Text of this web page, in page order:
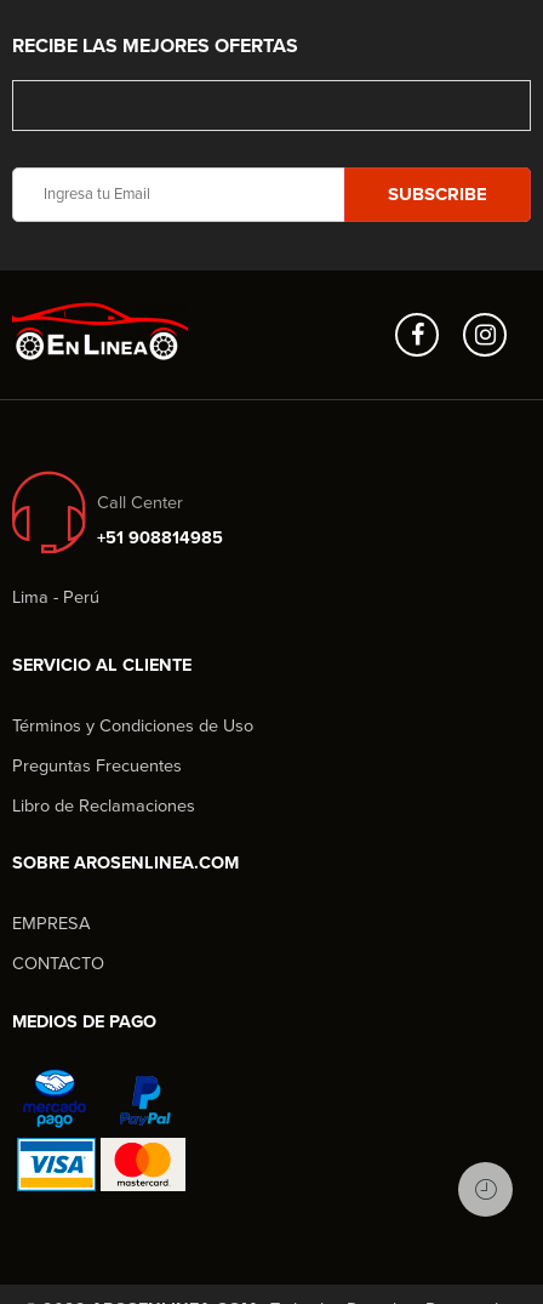
RECIBE LAS MEJORES OFERTAS
Call Center
+51 908814985
Lima - Perú
SERVICIO AL CLIENTE
Términos y Condiciones de Uso
Preguntas Frecuentes
Libro de Reclamaciones
SOBRE AROSENLINEA.COM
EMPRESA
CONTACTO
MEDIOS DE PAGO